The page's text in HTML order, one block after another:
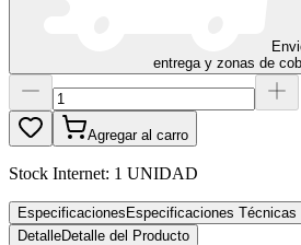
entrega y zonas de
Agregar al carro
Stock Internet: 1 UNIDAD
Especificaciones Especificaciones Técnicas
DetalleDetalle del Producto